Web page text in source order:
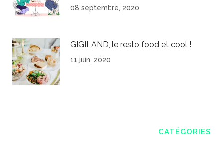
08 septembre, 2020
GIGILAND, le resto food et cool !
11 juin, 2020
CATÉGORIES